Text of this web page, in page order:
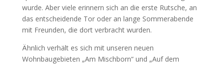
wurde. Aber viele erinnern sich an die erste Rutsche, an
das entscheidende Tor oder an lange Sommerabende
mit Freunden, die dort verbracht wurden.
Ähnlich verhält es sich mit unseren neuen
Wohnbaugebieten „Am Mischborn“ und „Auf dem